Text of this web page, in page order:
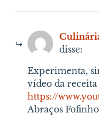
disse:
Experimenta,
vídeo da receita
https://
Abraços